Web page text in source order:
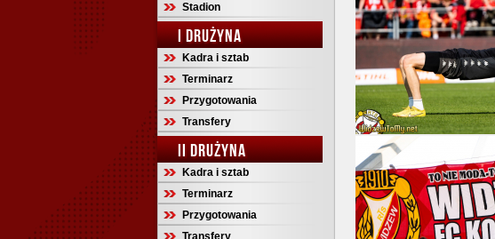
Stadion
I DRUŻYNA
Kadra i sztab
Terminarz
Przygotowania
Transfery
II DRUŻYNA
Kadra i sztab
Terminarz
Przygotowania
Transfery